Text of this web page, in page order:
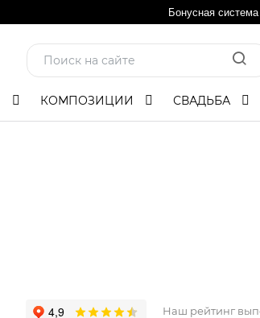
Бонусная система
КОМПОЗИЦИИ СВАДЬБА
Наш рейтинг